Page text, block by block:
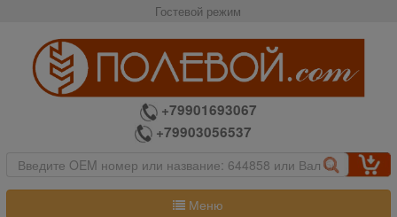
Гостевой режим
+79901693067
+79903056537
Меню